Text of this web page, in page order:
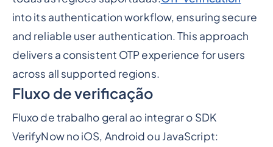
into its authentication workflow, ensuring secure
and reliable user authentication. This approach
delivers a consistent OTP experience for users
across all supported regions.
Fluxo de verificação
Fluxo de trabalho geral ao integrar o SDK
VerifyNow no iOS, Android ou JavaScript: